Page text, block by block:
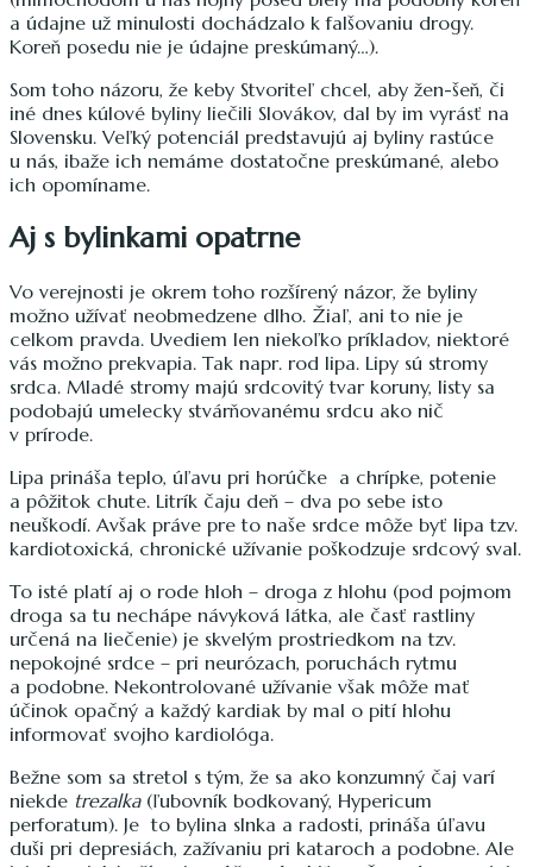
a údajne už minulosti dochádzalo k falšovaniu drogy.
Koreň posedu nie je údajne preskúmaný…).
Som toho názoru, že keby Stvoriteľ chcel, aby žen-šeň, či
iné dnes kúlové byliny liečili Slovákov, dal by im vyrásť na
Slovensku. Veľký potenciál predstavujú aj byliny rastúce
u nás, ibaže ich nemáme dostatočne preskúmané, alebo
ich opomíname.
Aj s bylinkami opatrne
Vo verejnosti je okrem toho rozšírený názor, že byliny
možno užívať neobmedzene dlho. Žiaľ, ani to nie je
celkom pravda. Uvediem len niekoľko príkladov, niektoré
vás možno prekvapia. Tak napr. rod lipa. Lipy sú stromy
srdca. Mladé stromy majú srdcovitý tvar koruny, listy sa
podobajú umelecky stvárňovanému srdcu ako nič
v prírode.
Lipa prináša teplo, úľavu pri horúčke a chrípke, potenie
a pôžitok chute. Litrík čaju deň – dva po sebe isto
neuškodí. Avšak práve pre to naše srdce môže byť lipa tzv.
kardiotoxická, chronické užívanie poškodzuje srdcový sval.
To isté platí aj o rode hloh – droga z hlohu (pod pojmom
droga sa tu nechápe návyková látka, ale časť rastliny
určená na liečenie) je skvelým prostriedkom na tzv.
nepokojné srdce – pri neurózach, poruchách rytmu
a podobne. Nekontrolované užívanie však môže mať
účinok opačný a každý kardiak by mal o pití hlohu
informovať svojho kardiológa.
Bežne som sa stretol s tým, že sa ako konzumný čaj varí
niekde trezalka (ľubovník bodkovaný, Hypericum
perforatum). Je to bylina slnka a radosti, prináša úľavu
duši pri depresiách, zažívaniu pri kataroch a podobne. Ale